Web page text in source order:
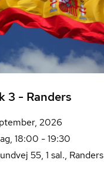
3 - Randers
2026
18:00 - 19:30
55, 1 sal., Randers